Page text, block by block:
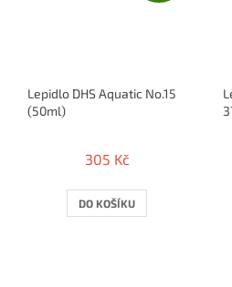
Lepidlo DHS Aquatic No.15
(50ml)
305 Kč
DO KOŠÍKU